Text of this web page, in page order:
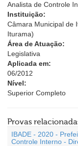
Analista de Controle
Instituição:
Câmara Municipal de
Iturama)
Área de Atuação:
Legislativa
Aplicada em:
06/2012
Nível:
Superior Completo
Provas
IBADE - 2020 -
Controle Interno -